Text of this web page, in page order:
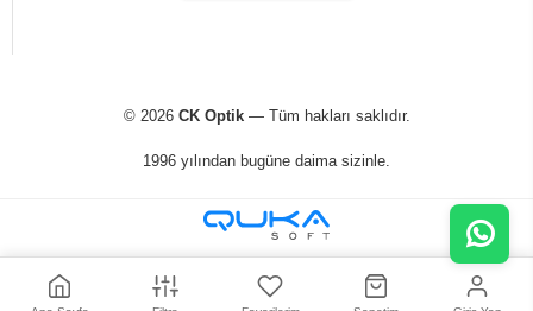
© 2026 CK Optik— Tüm hakları saklıdır.
1996 yılından bugüne daima sizinle.